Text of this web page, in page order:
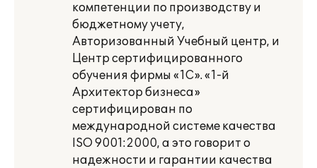
компетенции по производству и
бюджетному учету,
Авторизованный Учебный центр, и
Центр сертифицированного
обучения фирмы «1С». «1-й
Архитектор бизнеса»
сертифицирован по
международной системе качества
ISO 9001:2000, а это говорит о
надежности и гарантии качества